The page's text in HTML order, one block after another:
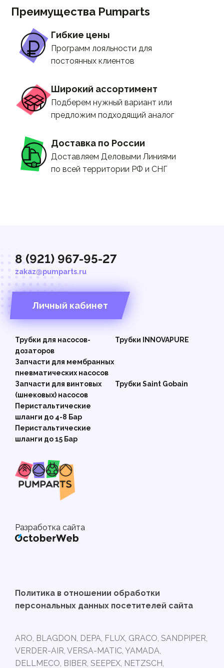
Преимущества Pumparts
Гибкие цены
Программ лояльности для
постоянных клиентов
Широкий ассортимент
Подберем нужный вариант или
предложим подходящий аналог
Доставка по России
Доставляем Деловыми Линиями
по всей территории РФ и СНГ
Разработка сайта
Трубки для насосов-
дозаторов
Трубки INNOVAPURE
Запчасти для мембранных
пневматических насосов
Запчасти для винтовых
(шнековых) насосов
Трубки Saint Gobain
Перистальтические
шланги до 4-8 Бар
Перистальтические
шланги до 15 Бар
8 (921) 967-95-27
zakaz@pumparts.ru
Личный кабинет
Политика в отношении обработки
персональных данных посетителей сайта
ARO, BLAGDON, DEPA, FLUX, GRACO, SANDPIPER,
VERDER-AIR, VERSA-MATIC, YAMADA,
DELLMECO, BIBER, SEEPEX, NETZSCH,